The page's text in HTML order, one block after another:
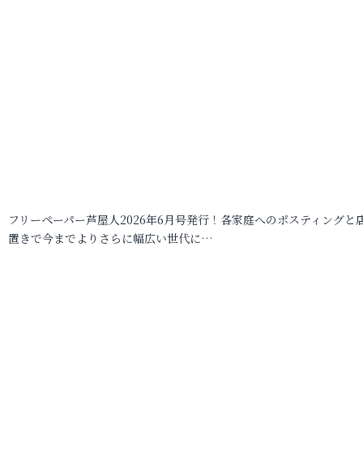
フリーペーパー芦屋人2026年6月号発行！各家庭へのポスティングと
置きで今までよりさらに幅広い世代に…